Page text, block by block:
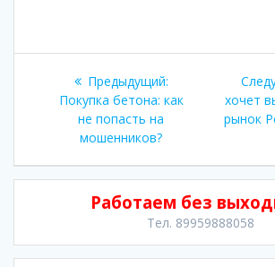
Навигация
записям
Предыдущий:Предыдущая
запись:
Покупка бетона: как
не попасть на
мошенников?
хочет
рынок
Работаем без
Тел. 89959888058